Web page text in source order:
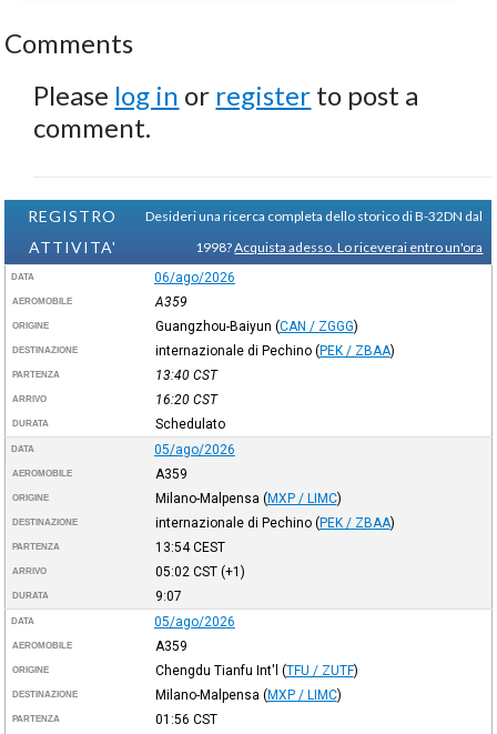
Comments
Please log in or register to post a
comment.
REGISTRO
ATTIVITA'
Desideri una ricerca completa dello storico di B-32DN dal
1998?Acquista adesso. Lo riceverai entro un'ora
DATA 06/ago/2026
AEROMOBILE A359
ORIGINE Guangzhou-Baiyun (CAN / ZGGG)
DESTINAZIONE internazionale di Pechino (PEK / ZBAA)
PARTENZA 13:40 CST
ARRIVO 16:20 CST
DURATA Schedulato
DATA 05/ago/2026
AEROMOBILE A359
ORIGINE Milano-Malpensa (MXP / LIMC)
DESTINAZIONE internazionale di Pechino (PEK / ZBAA)
PARTENZA 13:54CEST
ARRIVO 05:02 CST(+1)
DURATA 9:07
DATA 05/ago/2026
AEROMOBILE A359
ORIGINE Chengdu Tianfu Int'l (TFU / ZUTF)
DESTINAZIONE Milano-Malpensa (MXP / LIMC)
PARTENZA 01:56 CST